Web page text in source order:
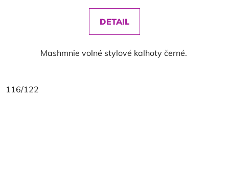
DETAIL
Mashmnie volné stylové kalhoty černé.
116/122